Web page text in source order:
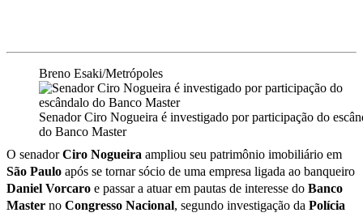
Breno Esaki/Metrópoles
Senador Ciro Nogueira é investigado por participação do
do Banco Master
O senadorCiro Nogueira ampliou seu patrimônio imobiliário em
São Paulo após se tornar sócio de uma empresa ligada ao banqueiro
Daniel Vorcaro e passar a atuar em pautas de interesse do Banco
Master no Congresso Nacional, segundo investigação da Polícia